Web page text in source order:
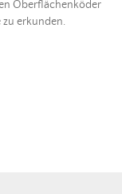
Oberflächenköder
zu erkunden.